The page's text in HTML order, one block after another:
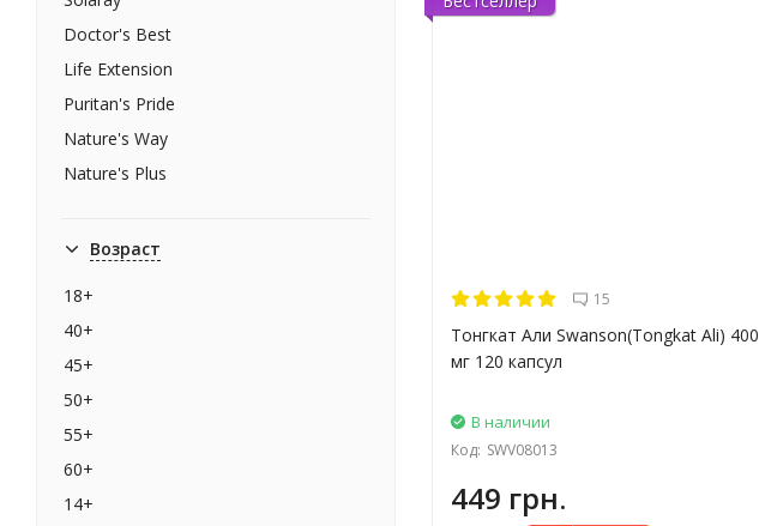
Doctor's Best
Life Extension
Puritan's Pride
Nature's Way
Nature's Plus
Рослина Карпат
Возраст
18+
40+
45+
50+
55+
60+
14+
15
Тонгкат Али Swanson(Tongkat Ali) 400
мг 120 капсул
В наличии
Код: SWV08013
449 грн.